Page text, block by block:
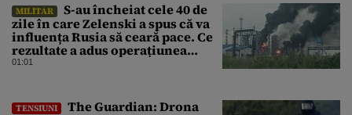
MILITAR
S-au încheiat cele 40 de
zile în care Zelenski a spus că va
influența Rusia să ceară pace. Ce
rezultate a adus operațiunea
Kievului
01:01
TENSIUNI
The Guardian: Drona